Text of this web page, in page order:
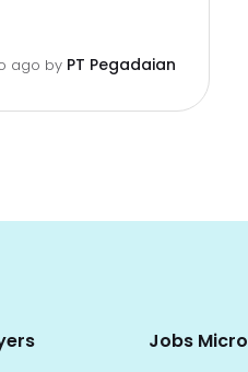
ago by PT Pegadaian
Jobs Micro